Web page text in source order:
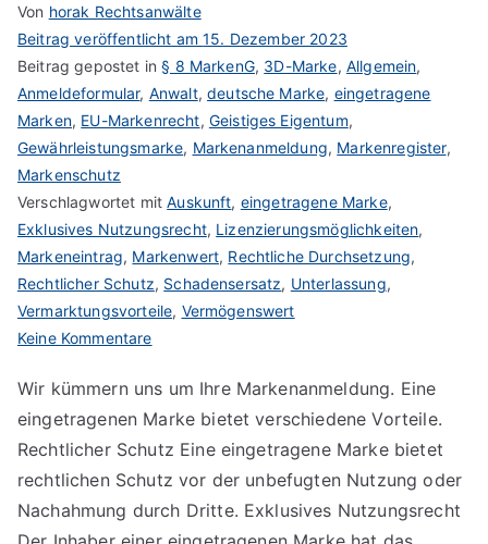
Von horak Rechtsanwälte
Beitrag veröffentlicht am15. Dezember 2023
Beitrag gepostet in§ 8 MarkenG, 3D-Marke, Allgemein,
Anmeldeformular, Anwalt,deutsche Marke, eingetragene
Marken, EU-Markenrecht, Geistiges Eigentum,
Gewährleistungsmarke, Markenanmeldung, Markenregister,
Markenschutz
Verschlagwortet mitAuskunft, eingetragene Marke,
Exklusives Nutzungsrecht, Lizenzierungsmöglichkeiten,
Markeneintrag, Markenwert, Rechtliche Durchsetzung,
Rechtlicher Schutz, Schadensersatz, Unterlassung,
Vermarktungsvorteile, Vermögenswert
Keine Kommentarezu
einer
eingetragenen
Marke
nutzen
Wir kümmern uns um Ihre Markenanmeldung. Eine
eingetragenen Marke bietet verschiedene Vorteile.
Rechtlicher Schutz Eine eingetragene Marke bietet
rechtlichen Schutz vor der unbefugten Nutzung oder
Nachahmung durch Dritte. Exklusives Nutzungsrecht